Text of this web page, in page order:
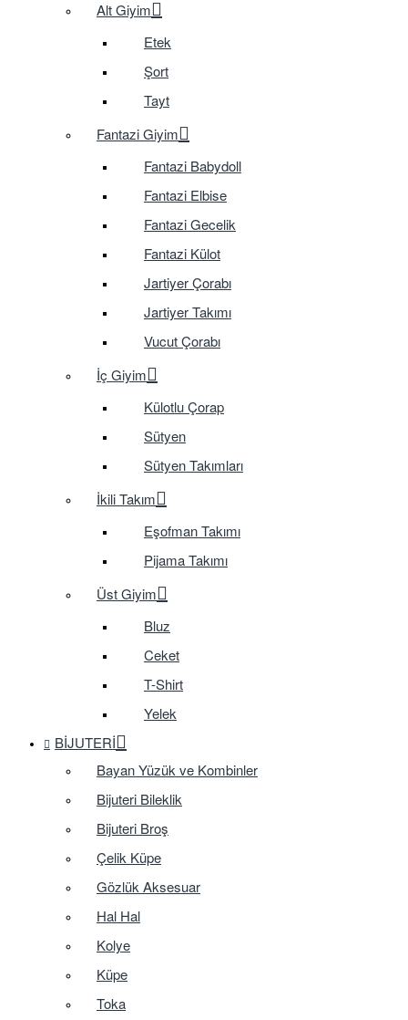
Alt Giyim
Etek
Şort
Tayt
Fantazi Giyim
Fantazi Babydoll
Fantazi Elbise
Fantazi Gecelik
Fantazi Külot
Jartiyer Çorabı
Jartiyer Takımı
Vucut Çorabı
İç Giyim
Külotlu Çorap
Sütyen
Sütyen Takımları
İkili Takım
Eşofman Takımı
Pijama Takımı
Üst Giyim
Bluz
Ceket
T-Shirt
Yelek
BIJUTERI
Bayan Yüzük ve Kombinler
Bijuteri Bileklik
Bijuteri Broş
Çelik Küpe
Gözlük Aksesuar
Hal Hal
Kolye
Küpe
Toka